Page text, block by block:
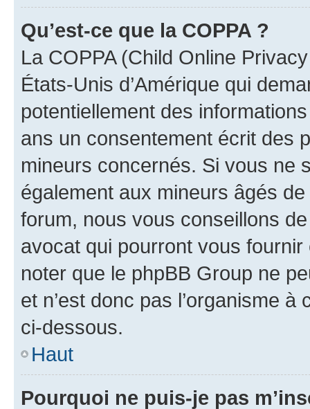
Qu’est-ce que la COPPA ?
La COPPA (Child Online
États-Unis d’Amérique qui
potentiellement des
ans un consentement écrit des
mineurs concernés. Si vous ne
également aux mineurs âgés
forum, nous vous conseillons
avocat qui pourront vous
noter que le phpBB Group ne
et n’est donc pas l’organisme
ci-dessous.
Haut
Pourquoi ne puis-je pas